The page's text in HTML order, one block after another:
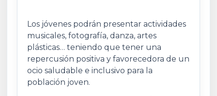
Los jóvenes podrán presentar actividades
musicales, fotografía, danza, artes
plásticas… teniendo que tener una
repercusión positiva y favorecedora de un
ocio saludable e inclusivo para la
población joven.